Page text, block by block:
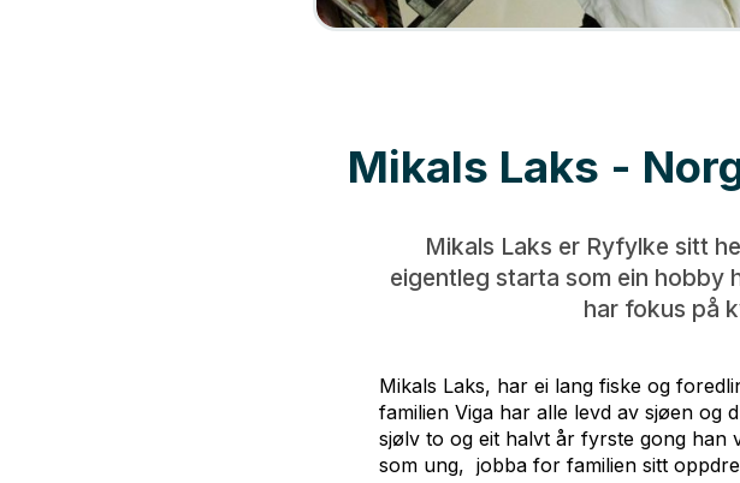
Mikals Laks -
Mikals Laks er Ryfylke sitt
eigentleg starta som ein hobby
har fokus på
Mikals Laks, har ei lang fiske og
familien Viga har alle levd av sjøen og
sjølv to og eit halvt år fyrste gong han
som ung, jobba for familien sitt